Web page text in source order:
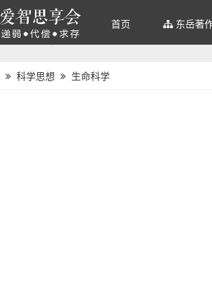
首页 东岳著
科学思想 生命科学